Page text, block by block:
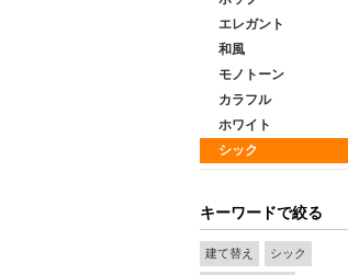
エレガント
和風
モノトーン
カラフル
ホワイト
シック
キーワードで絞る
建て替え シック